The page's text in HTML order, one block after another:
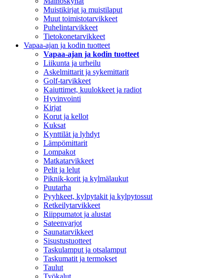
Muistikirjat ja muistilaput
Muut toimistotarvikkeet
Puhelintarvikkeet
Tietokonetarvikkeet
Vapaa-ajan ja kodin tuotteet
Vapaa-ajan ja kodin tuotteet
Liikunta ja urheilu
Askelmittarit ja sykemittarit
Golf-tarvikkeet
Kaiuttimet, kuulokkeet ja radiot
Hyvinvointi
Kirjat
Korut ja kellot
Kuksat
Kynttilät ja lyhdyt
Lämpömittarit
Lompakot
Matkatarvikkeet
Pelit ja lelut
Piknik-korit ja kylmälaukut
Puutarha
Pyyhkeet, kylpytakit ja kylpytossut
Retkeilytarvikkeet
Riippumatot ja alustat
Sateenvarjot
Saunatarvikkeet
Sisustustuotteet
Taskulamput ja otsalamput
Taskumatit ja termokset
Taulut
Työkalut